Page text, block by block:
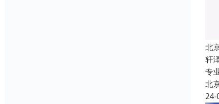
北
轩
专
北
24-